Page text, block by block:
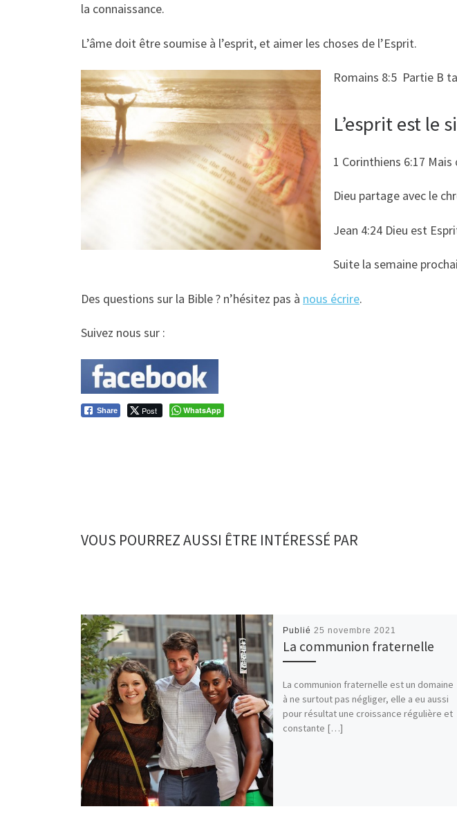
la connaissance.
L’âme doit être soumise à l’esprit, et aimer les choses de l’Esprit.
Romains 8:5 Partie B
L’esprit est le
1 Corinthiens 6:17
Dieu partage avec le
Jean 4:24 Dieu est
Suite la semaine
Des questions sur la Bible ? n’hésitez pas à nous écrire.
Suivez nous sur :
Share Post WhatsApp
VOUS POURREZ AUSSI ÊTRE INTÉRESSÉ PAR
Publié 25 novembre 2021
La communion fraternelle
La communion fraternelle est un domaine
à ne surtout pas négliger, elle a eu aussi
pour résultat une croissance régulière et
constante […]